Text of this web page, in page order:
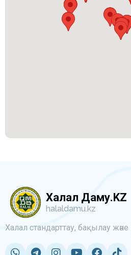
Халал Даму.KZ
halaldamu.kz
Халал стандарттау, бақылау және